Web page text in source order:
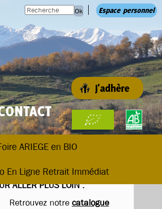
Ok Espace personnel
J'adhère
ARIEGE en BIO
En Ligne Retrait Immédiat
ALLER PLUS LOIN :
Retrouvez notre catalogue